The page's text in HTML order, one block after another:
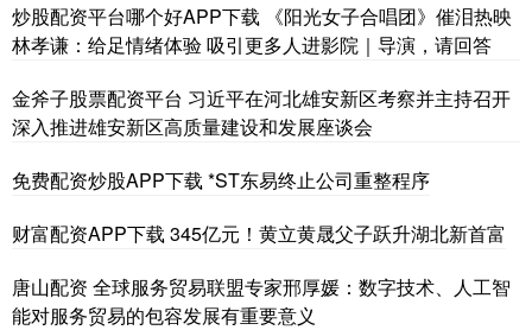
炒股配资平台哪个好APP下载 《阳光女子合唱团》催泪热映
林孝谦：给足情绪体验 吸引更多人进影院｜导演，请回答
金斧子股票配资平台 习近平在河北雄安新区考察并主持召开
深入推进雄安新区高质量建设和发展座谈会
免费配资炒股APP下载 *ST东易终止公司重整程序
财富配资APP下载 345亿元！黄立黄晟父子跃升湖北新首富
唐山配资 全球服务贸易联盟专家邢厚媛：数字技术、人工智
能对服务贸易的包容发展有重要意义